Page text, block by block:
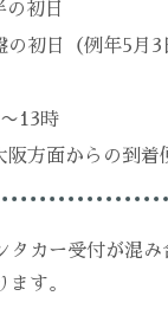
初日
の初日（例年5月3
13時
阪方面からの到着
タカー受付が混
ます。